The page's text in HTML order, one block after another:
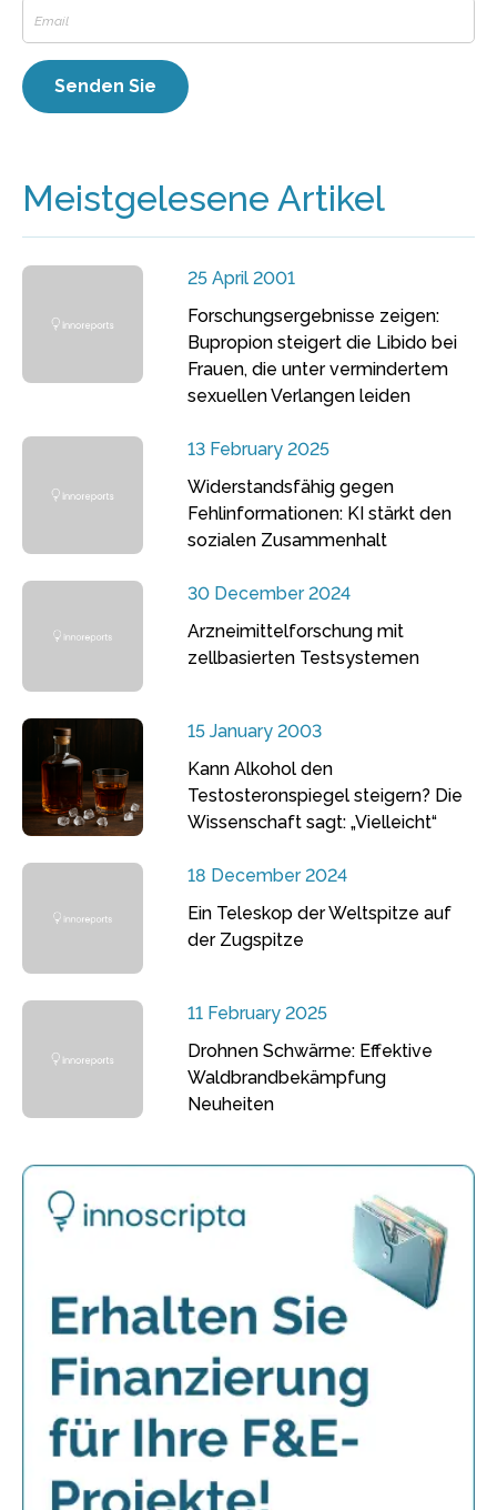
Meistgelesene Artikel
25 April 2001
Forschungsergebnisse zeigen:
Bupropion steigert die Libido bei
Frauen, die unter vermindertem
sexuellen Verlangen leiden
13 February 2025
Widerstandsfähig gegen
Fehlinformationen: KI stärkt den
sozialen Zusammenhalt
30 December 2024
Arzneimittelforschung mit
zellbasierten Testsystemen
15 January 2003
Kann Alkohol den
Testosteronspiegel steigern? Die
Wissenschaft sagt: „Vielleicht“
18 December 2024
Ein Teleskop der Weltspitze auf
der Zugspitze
11 February 2025
Drohnen Schwärme: Effektive
Waldbrandbekämpfung
Neuheiten